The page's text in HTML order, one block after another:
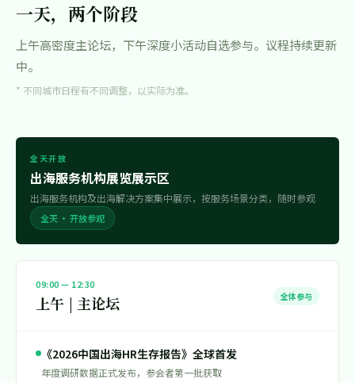
一天，两个阶段
上午高密度主论坛，下午深度小活动自选参与。议程持续更新
中。
* 不同城市日程有不同调整，以实际为准。
全天开放
出海服务机构展览展示区
出海服务机构及出海解决方案集中展示，按服务场景分类，随时参观
全天 · 开放参观
09:00 — 12:30
上午 | 主论坛 全体参与
《2026中国出海HR生存报告》全球首发
年度调研数据正式发布，参会者第一批获取